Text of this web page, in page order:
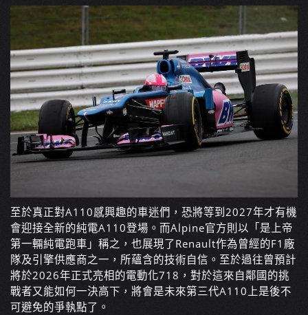
至於真正對A110感興趣的車迷們，恐將等到2027年才有機
會迎接全新的純電A110登場。而Alpine官方則以「是上帝
第一輛純電跑車」稱之，也展現了Renault作為曾經的F1廠
隊及引擎供應商之一，所蘊含的技術自信。至於過往曾預計
將於2026年正式亮相的電動化718，對於這來自鄰國的挑
戰者又能如何一決高下，將會是未來第三代A110上是後不
可避免的爭執點了。